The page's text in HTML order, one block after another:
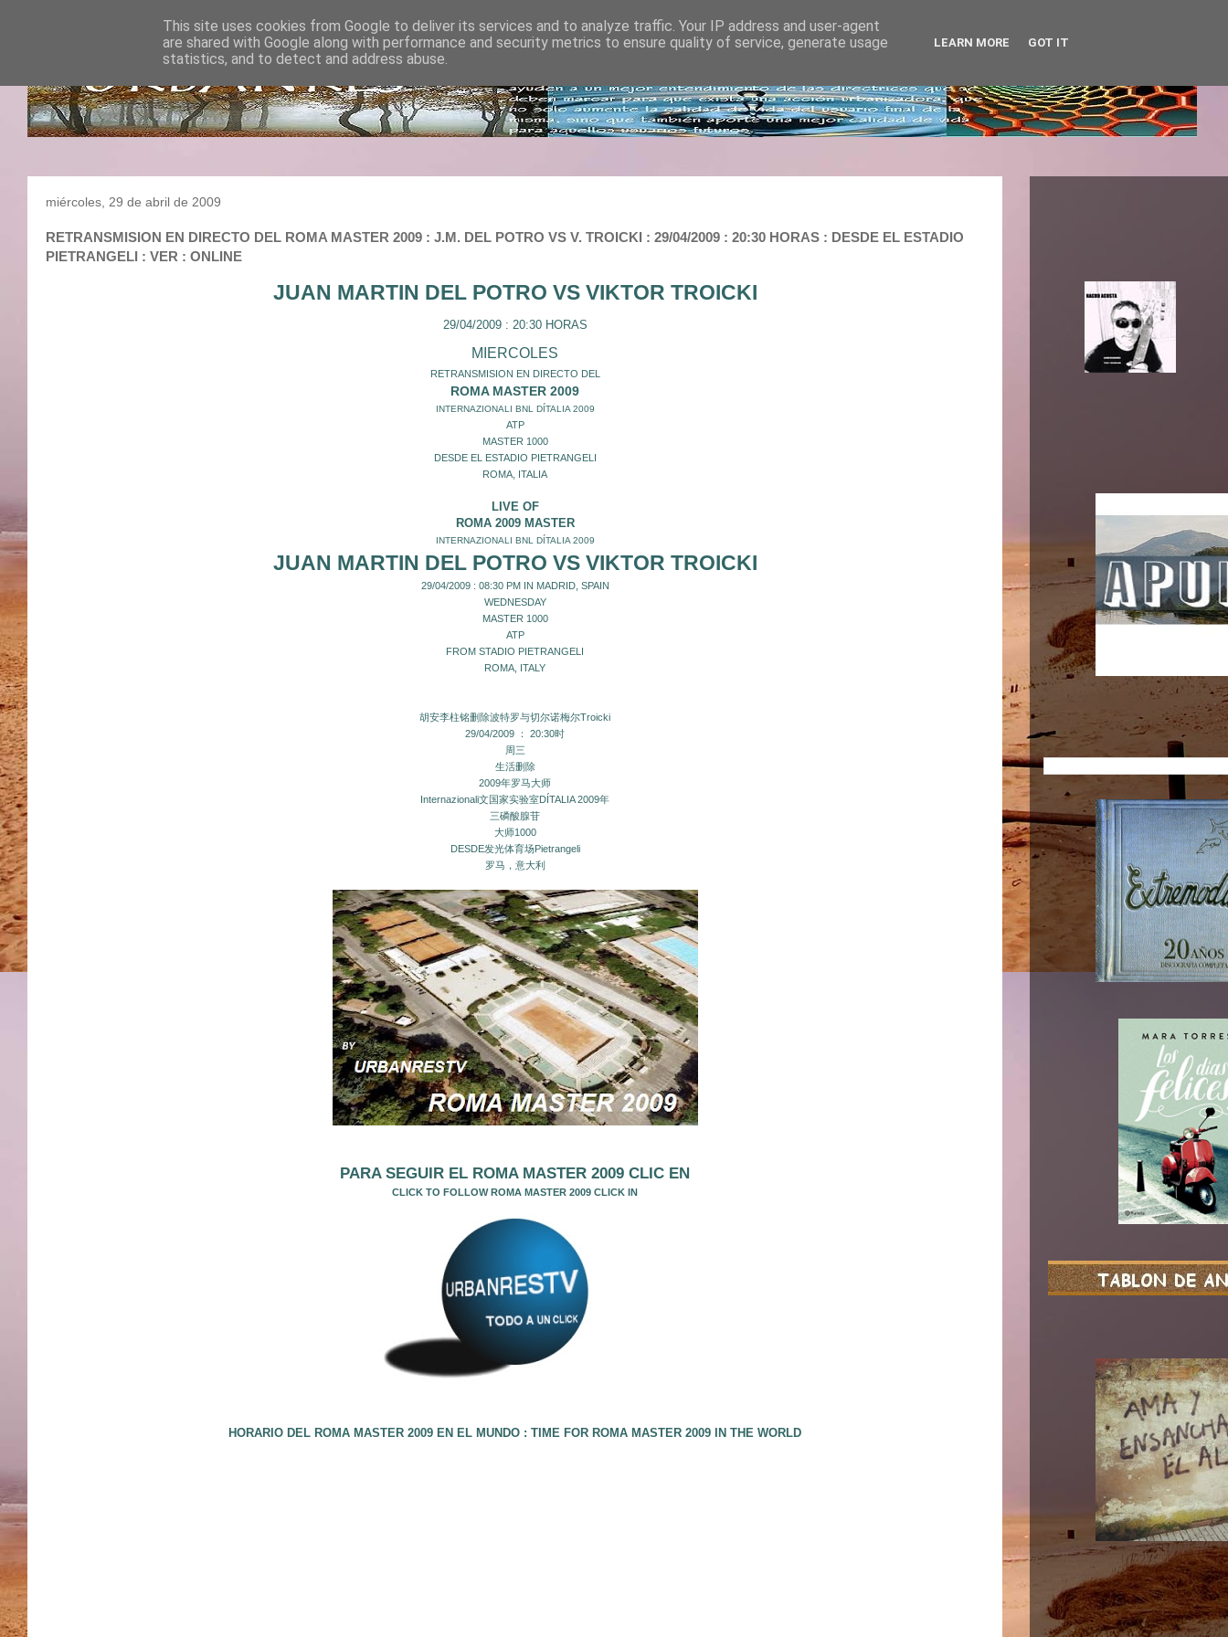
miércoles, 29 de abril de 2009
RETRANSMISION EN DIRECTO DEL ROMA MASTER 2009 : J.M. DEL POTRO VS V. TROICKI : 29/04/2009 : 20:30 HORAS : DESDE EL ESTADIO
PIETRANGELI : VER : ONLINE
JUAN MARTIN DEL POTRO VS VIKTOR TROICKI
29/04/2009 : 20:30 HORAS
MIERCOLES
RETRANSMISION EN DIRECTO DEL
ROMA MASTER 2009
INTERNAZIONALI BNL DÍTALIA 2009
ATP
MASTER 1000
DESDE EL ESTADIO PIETRANGELI
ROMA, ITALIA
LIVE OF
ROMA 2009 MASTER
INTERNAZIONALI BNL DÍTALIA 2009
JUAN MARTIN DEL POTRO VS VIKTOR TROICKI
29/04/2009 : 08:30 PM IN MADRID, SPAIN
WEDNESDAY
MASTER 1000
ATP
FROM STADIO PIETRANGELI
ROMA, ITALY
胡安李柱铭删除波特罗与切尔诺梅尔Troicki
29/04/2009 ： 20:30时
周三
生活删除
2009年罗马大师
Internazionali文国家实验室DÍTALIA 2009年
三磷酸腺苷
大师1000
DESDE发光体育场Pietrangeli
罗马，意大利
PARA SEGUIR EL ROMA MASTER 2009 CLIC EN
CLICK TO FOLLOW ROMA MASTER 2009 CLICK IN
HORARIO DEL ROMA MASTER 2009 EN EL MUNDO : TIME FOR ROMA MASTER 2009 IN THE WORLD
This site uses cookies from Google to deliver its services and to analyze traffic. Your IP address and user-agent
are shared with Google along with performance and security metrics to ensure quality of service, generate usage
statistics, and to detect and address abuse.
LEARN MORE GOT IT